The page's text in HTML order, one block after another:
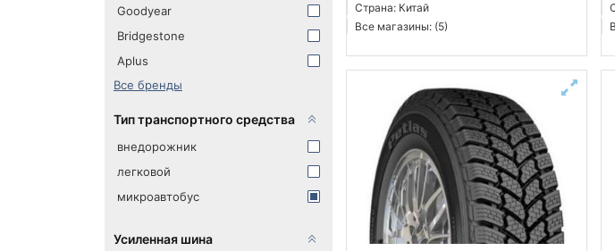
Страна: Китай
Все магазины: (5)
Goodyear
Bridgestone
Aplus
Все бренды
Тип транспортного средства
внедорожник
легковой
микроавтобус
Усиленная шина